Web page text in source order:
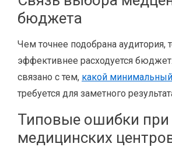
бюджета
Чем точнее подобрана аудитория,
эффективнее расходуется
связано с тем, какой
требуется для заметного
Типовые ошибки
медицинских